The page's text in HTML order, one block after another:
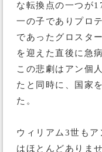
な転換点の一つが
一の子でありプロ
であったグロスタ
を迎えた直後に急
この悲劇はアン個
たと同時に、国家
た。
ウィリアム3世も
はほとんどありま